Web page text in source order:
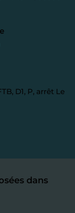
D1, P, arrêt Le
dans